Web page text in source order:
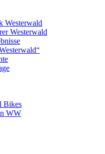
Westerwald
Westerwald
Bikes
WW